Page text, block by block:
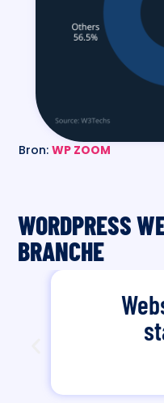
Bron:WP ZOOM
WORDPRESS
BRANCHE